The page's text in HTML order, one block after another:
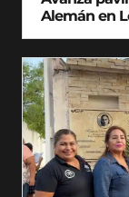
Alemán en